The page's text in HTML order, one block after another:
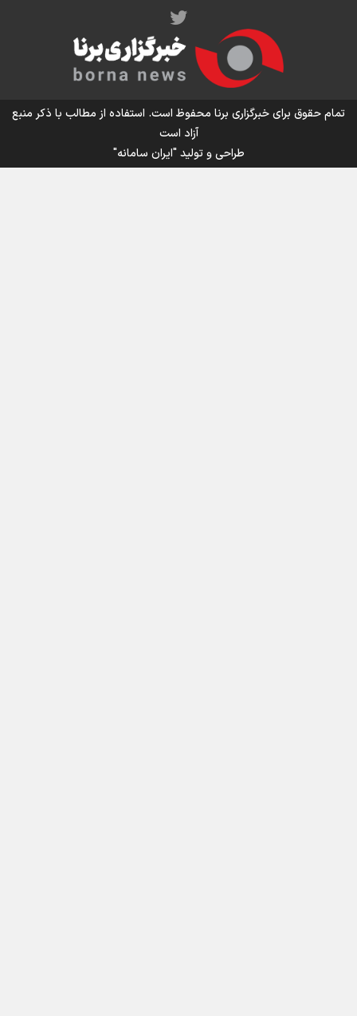
اینفو برنا/ میزان مالیات بر ارزش افزوده چقدر است؟
تمام حقوق برای خبرگزاری برنا محفوظ است. استفاده از مطالب با ذکر منبع
آزاد است
طراحی و تولید"ایران سامانه"